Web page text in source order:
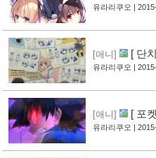
blessing
유라리쿠오 |
[애니]
[ 단
성우진 공개
유라리쿠오 |
[애니]
[ 포
신 후파 PV
유라리쿠오 |